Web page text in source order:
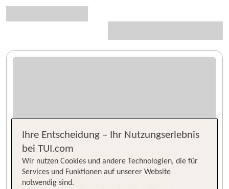
Ihre Entscheidung – Ihr Nutzungserlebnis
bei TUI.com
Wir nutzen Cookies und andere Technologien, die für
Services und Funktionen auf unserer Website
notwendig sind.